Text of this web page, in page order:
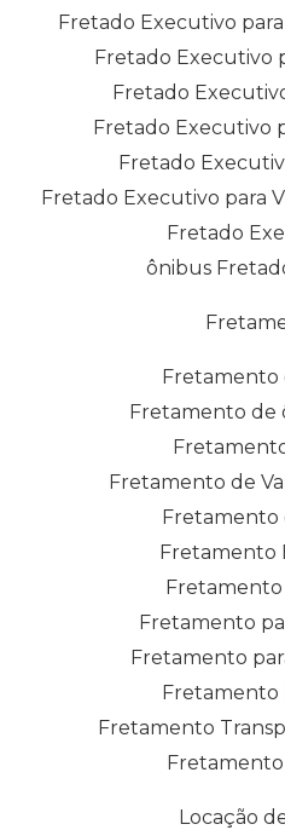
Fretado Executivo
Fretado Executivo
Fretado
Fretado Executivo
Fretado
Fretado Executivo para
Fretado
ônibus
Fretamento
Fretamento de
Fretamento de
Fretamento
Fretamento
Fretamento
Fretamento
Fretamento
Fretamento
Fretamento
Locação